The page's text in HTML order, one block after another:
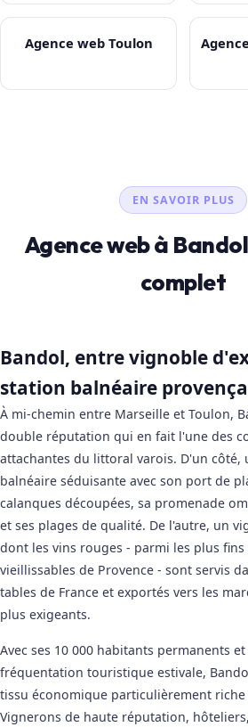
Agence web Toulon
EN SAVOIR PLUS
Agence web à
complet
Bandol, entre vignoble
station balnéaire
À mi-chemin entre Marseille et Toulon,
double réputation qui en fait l'une des
attachantes du littoral varois. D'un côté,
balnéaire séduisante avec son port de
calanques découpées, sa promenade
et ses plages de qualité. De l'autre, un
dont les vins rouges - parmi les plus fins
vieillissables de Provence - sont servis
tables de France et exportés vers les
plus exigeants.
Avec ses 10 000 habitants permanents
fréquentation touristique estivale,
tissu économique particulièrement riche
Vignerons de haute réputation,